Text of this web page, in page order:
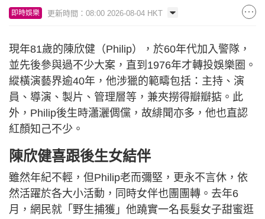
即時娛樂 更新時間：08:00 2026-08-04 HKT
現年81歲的陳欣健（Philip），於60年代加入警隊，
並先後參與過不少大案，直到1976年才轉投娛樂圈。
縱橫演藝界逾40年，他涉獵的範疇包括：主持、演
員、導演、製片、管理層等，兼夾撈得瓣瓣掂。此
外，Philip後生時瀟灑倜儻，故緋聞亦多，他也直認
紅顏知己不少。
陳欣健喜跟後生女結伴
雖然年紀不輕，但Philip老而彌堅，更永不言休，依
然活躍於各大小活動，同時女伴也團團轉。去年6
月，網民就「野生捕獲」他蹺實一名長髮女子甜蜜逛